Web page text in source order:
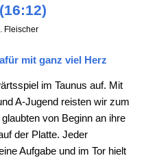
Fleischer
mit ganz viel Herz
im Taunus auf. Mit
A-Jugend reisten wir zum
von Beginn an ihre
der Platte. Jeder
Aufgabe und im Tor hielt